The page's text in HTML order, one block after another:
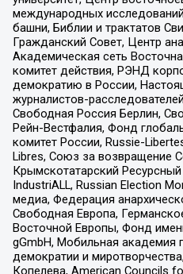
международных
башни, Библии и трактатов
Гражданский Совет, Центр
Академическая сеть
комитет действия, РЭНД
демократию в России,
журналистов-
Свободная Россия Берлин,
Рейн-Вестфалия, Фонд
комитет России, Russie-
Libres, Союз за возвращение
Крымскотатарский
IndustriALL, Russian Election
медиа, Федерация
Свободная Европа,
Восточной Европы, Фонд
gGmbH, Мобильная академия
демократии и
Копелева, American Councils